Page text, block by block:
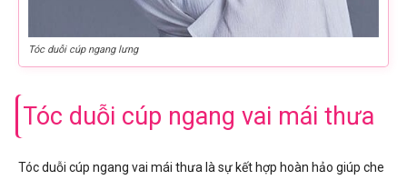
Tóc duỗi cúp ngang lưng
Tóc duỗi cúp ngang vai mái thưa
Tóc duỗi cúp ngang vai mái thưa là sự kết hợp hoàn hảo giúp che